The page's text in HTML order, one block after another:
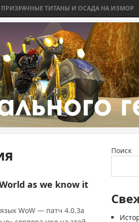
ТИТАНЫ И ОСАДА НА ИЗМОР
as we know it
WoW — патч 4.0.3а
Поиск